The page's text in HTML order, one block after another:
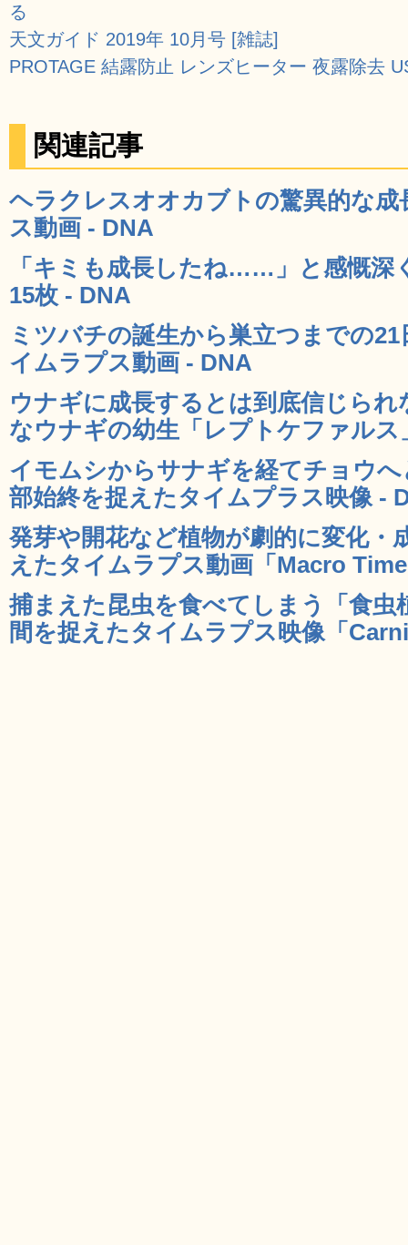
る
天文ガイド 2019年 10月号 [雑誌]
PROTAGE 結露防止 レンズヒーター 夜露除去
関連記事
ヘラクレスオオカブトの驚異的な
ス動画 - DNA
「キミも成長したね……」と感慨深
15枚 - DNA
ミツバチの誕生から巣立つまでの
イムラプス動画 - DNA
ウナギに成長するとは到底信じら
なウナギの幼生「レプトケファルス
イモムシからサナギを経てチョウ
部始終を捉えたタイムプラス映像 -
発芽や開花など植物が劇的に変化・
えたタイムラプス動画「Macro
捕まえた昆虫を食べてしまう「食虫
間を捉えたタイムラプス映像「